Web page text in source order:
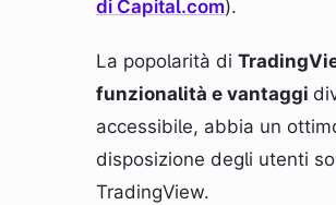
di Capital.com).
La popolarità di
funzionalità e vantaggi
accessibile, abbia un
disposizione degli utenti
TradingView.